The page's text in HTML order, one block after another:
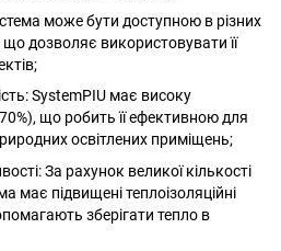
може бути доступною в різних
дозволяє використовувати її
SystemPIU має високу
що робить її ефективною для
освітлених приміщень;
За рахунок великої кількості
має підвищені теплоізоляційні
зберігати тепло в